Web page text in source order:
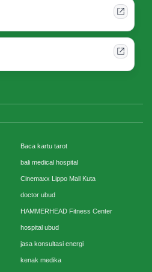
Baca kartu tarot
bali medical hospital
Cinemaxx Lippo Mall Kuta
doctor ubud
HAMMERHEAD Fitness Center
hospital ubud
jasa konsultasi energi
kenak medika